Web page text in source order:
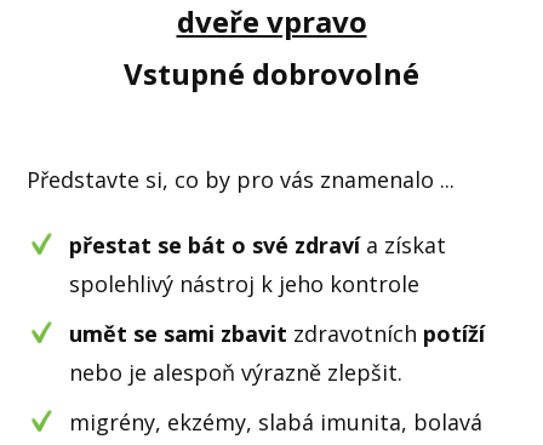
dveře vpravo
Vstupné dobrovolné
Představte si, co by pro vás znamenalo ...
přestat se bát o své zdraví a získat
spolehlivý nástroj k jeho kontrole
umět se sami zbavit zdravotních potíží
nebo je alespoň výrazně zlepšit.
migrény, ekzémy, slabá imunita, bolavá